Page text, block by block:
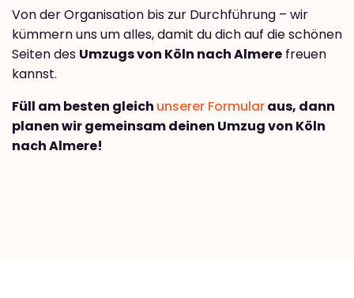
Von der Organisation bis zur Durchführung – wir
kümmern uns um alles, damit du dich auf die schönen
Seiten des Umzugs von Köln nach Almere freuen
kannst.
Füll am besten gleich unserer Formularaus, dann
planen wir gemeinsam deinen Umzug von Köln
nach Almere!